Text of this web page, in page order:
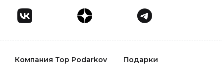
Компания Top Podarkov Подарки